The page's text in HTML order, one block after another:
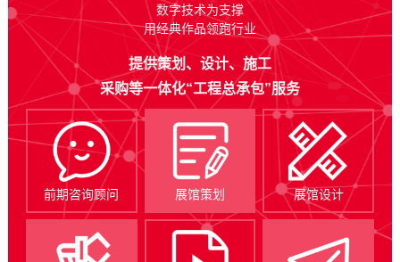
数字技术为支撑
用经典作品领跑行业
提供策划、设计、施工
采购等一体化“工程总承包”服务
前期咨询顾问 展馆策划 展馆设计